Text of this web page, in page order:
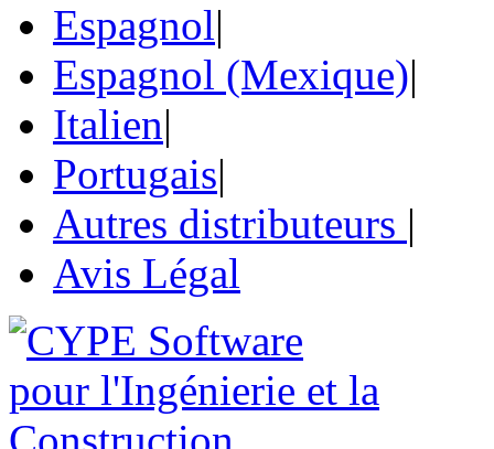
Espagnol|
Espagnol (Mexique)|
Italien|
Portugais|
Autres distributeurs |
Avis Légal